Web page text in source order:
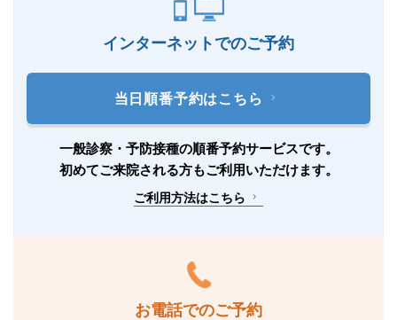
インターネットでのご予約
当日順番予約はこちら
一般診察・予防接種の順番予約サービスです。
初めてご来院される方もご利用いただけます。
ご利用方法はこちら
お電話でのご予約